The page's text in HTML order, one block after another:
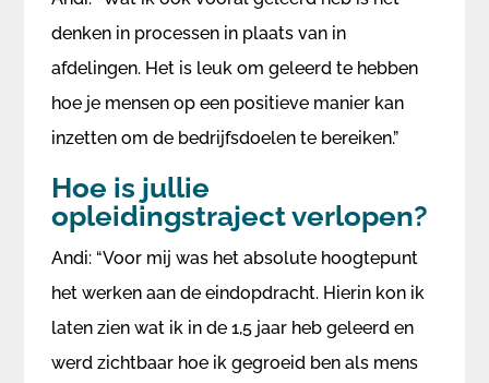
denken in processen in plaats van in
afdelingen. Het is leuk om geleerd te hebben
hoe je mensen op een positieve manier kan
inzetten om de bedrijfsdoelen te bereiken.”
Hoe is jullie
opleidingstraject verlopen?
Andi: “Voor mij was het absolute hoogtepunt
het werken aan de eindopdracht. Hierin kon ik
laten zien wat ik in de 1,5 jaar heb geleerd en
werd zichtbaar hoe ik gegroeid ben als mens